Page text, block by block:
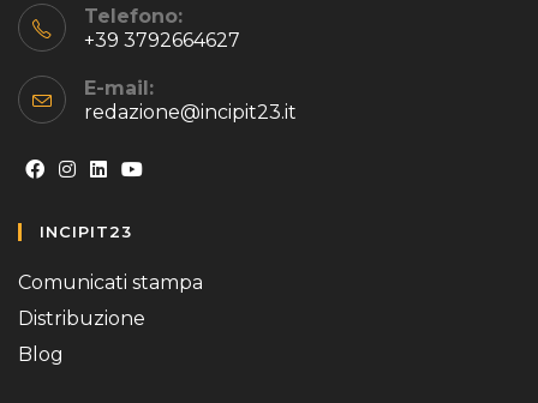
Telefono:
+39 3792664627
E-mail:
redazione@incipit23.it
in
in
a
in
a
INCIPIT23
Comunicati stampa
Distribuzione
Blog